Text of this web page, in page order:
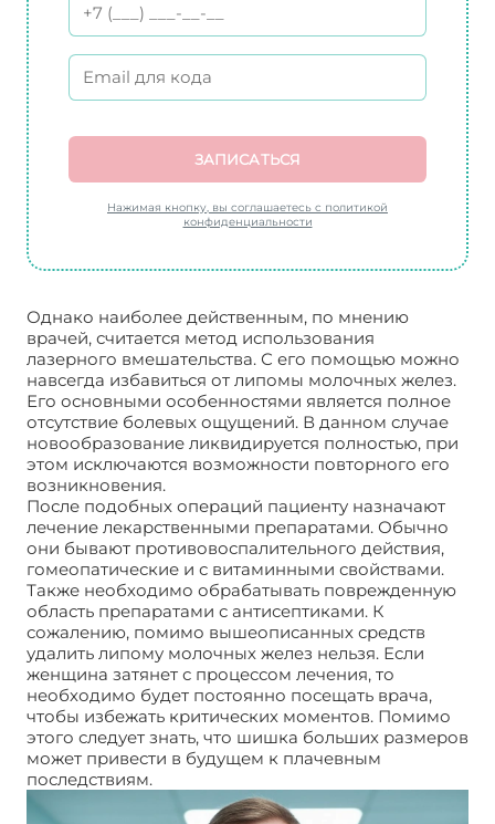
ЗАПИСАТЬСЯ
Нажимая кнопку, вы соглашаетесь с политикой
конфиденциальности
Однако наиболее действенным, по мнению
врачей, считается метод использования
лазерного вмешательства. С его помощью можно
навсегда избавиться от липомы молочных желез.
Его основными особенностями является полное
отсутствие болевых ощущений. В данном случае
новообразование ликвидируется полностью, при
этом исключаются возможности повторного его
возникновения.
После подобных операций пациенту назначают
лечение лекарственными препаратами. Обычно
они бывают противовоспалительного действия,
гомеопатические и с витаминными свойствами.
Также необходимо обрабатывать поврежденную
область препаратами с антисептиками. К
сожалению, помимо вышеописанных средств
удалить липому молочных желез нельзя. Если
женщина затянет с процессом лечения, то
необходимо будет постоянно посещать врача,
чтобы избежать критических моментов. Помимо
этого следует знать, что шишка больших размеров
может привести в будущем к плачевным
последствиям.